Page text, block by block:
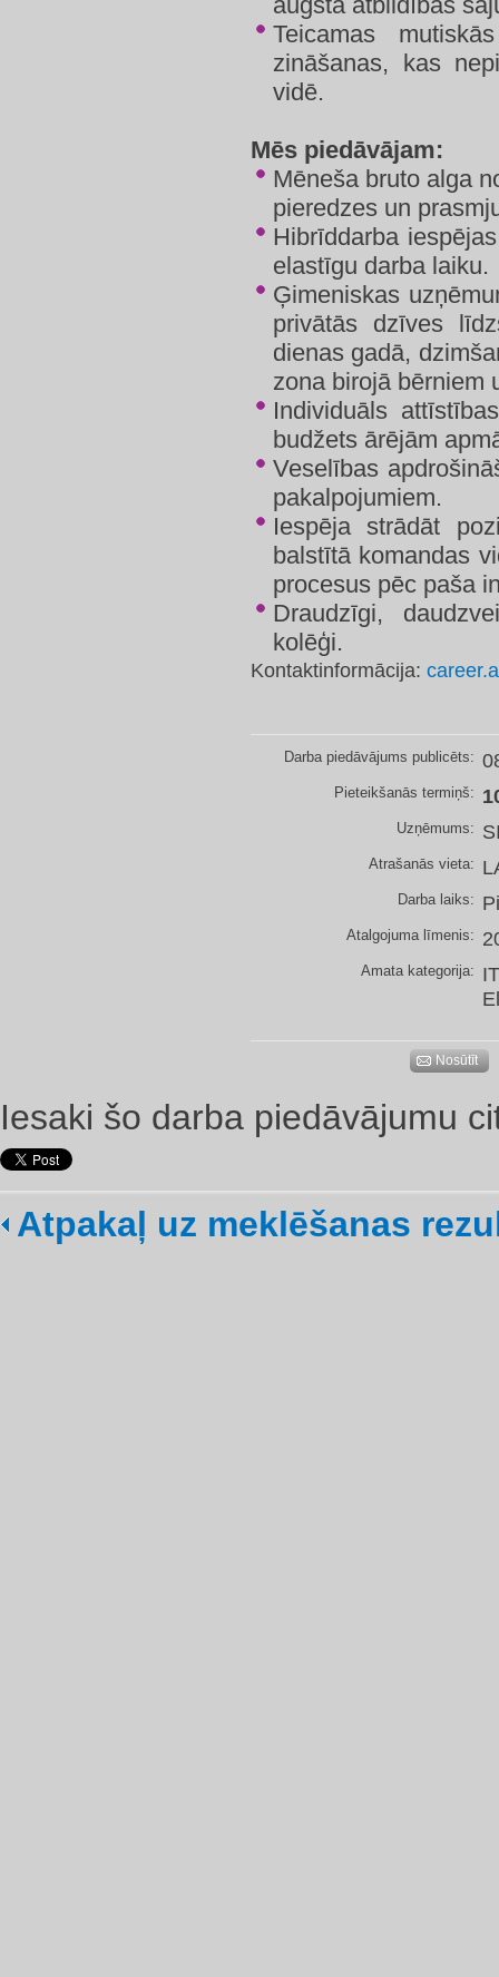
Teicamas
zināšanas, kas
vidē.
Mēs piedāvājam:
Mēneša bruto alga
pieredzes un
Hibrīddarba
elastīgu darba laiku.
Ģimeniskas
privātās dzīves
dienas gadā,
zona birojā bērniem
Individuāls
budžets ārējām
Veselības
pakalpojumiem.
Iespēja strādāt
balstītā komandas
procesus pēc paša
Draudzīgi,
kolēģi.
Kontaktinformācija:
Darba piedāvājums publicēts:
Pieteikšanās termiņš:
Uzņēmums:
Atrašanās vieta:
Darba laiks:
Atalgojuma līmenis:
Amata kategorija:
Nosūtīt
Iesaki šo darba piedāvājumu
Atpakaļ uz meklēšanas